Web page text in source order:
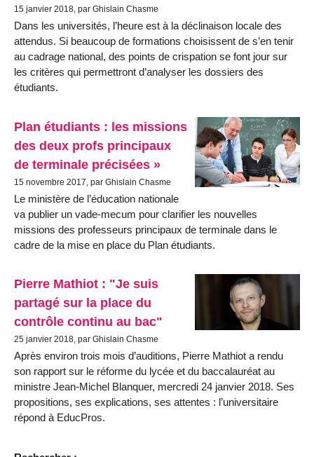
15 janvier 2018, par Ghislain Chasme
Dans les universités, l’heure est à la déclinaison locale des
attendus. Si beaucoup de formations choisissent de s’en tenir
au cadrage national, des points de crispation se font jour sur
les critères qui permettront d’analyser les dossiers des
étudiants.
Plan étudiants : les missions
des deux profs principaux
de terminale précisées »
15 novembre 2017, par Ghislain Chasme
Le ministère de l’éducation nationale
va publier un vade-mecum pour clarifier les nouvelles
missions des professeurs principaux de terminale dans le
cadre de la mise en place du Plan étudiants.
Pierre Mathiot : "Je suis
partagé sur la place du
contrôle continu au bac"
25 janvier 2018, par Ghislain Chasme
Après environ trois mois d’auditions, Pierre Mathiot a rendu
son rapport sur le réforme du lycée et du baccalauréat au
ministre Jean-Michel Blanquer, mercredi 24 janvier 2018. Ses
propositions, ses explications, ses attentes : l’universitaire
répond à EducPros.